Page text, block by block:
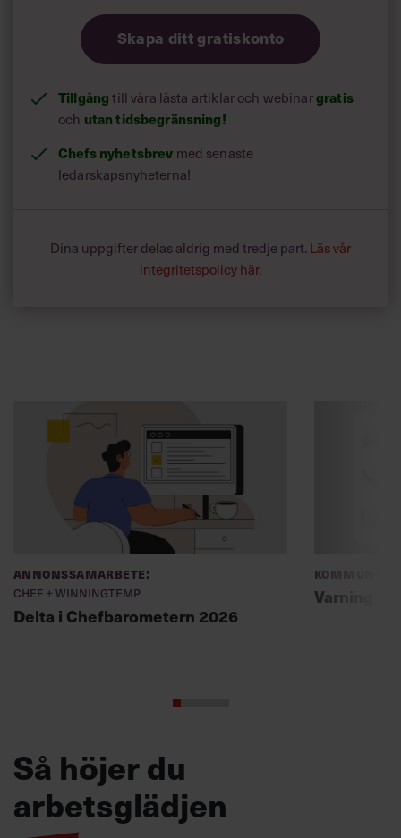
Skapa ditt gratiskonto
Tillgångtill våra låsta artiklar och webinargratis
och utan tidsbegränsning!
Chefs nyhetsbrev med senaste
ledarskapsnyheterna!
Dina uppgifter delas aldrig med tredje part. Läs vår
integritetspolicy här.
Annonssamarbete:
Chef + Winningtemp
Delta i Chefbarometern 2026
Varning
Så höjer du
arbetsglädjen